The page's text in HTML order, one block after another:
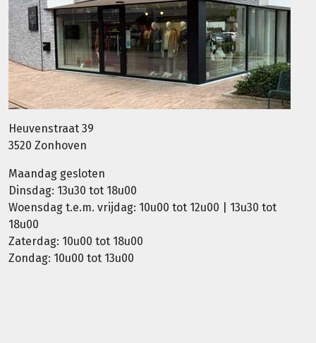
Heuvenstraat 39
3520 Zonhoven
Maandag gesloten
Dinsdag: 13u30 tot 18u00
Woensdag t.e.m. vrijdag: 10u00 tot 12u00 | 13u30 tot
18u00
Zaterdag: 10u00 tot 18u00
Zondag: 10u00 tot 13u00